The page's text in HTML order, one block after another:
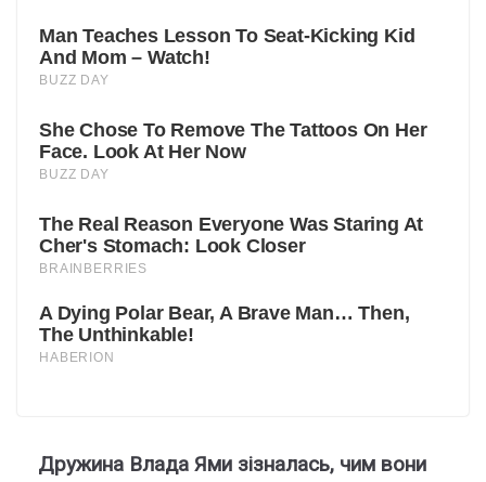
Дружина Влада Ями зізналась, чим вони